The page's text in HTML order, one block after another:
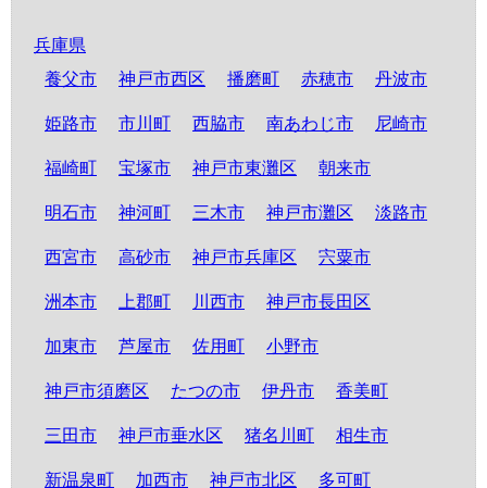
兵庫県
養父市
神戸市西区 播磨町 赤穂市 丹波市
姫路市 市川町 西脇市 南あわじ市 尼崎市
福崎町 宝塚市 神戸市東灘区 朝来市
明石市 神河町 三木市 神戸市灘区 淡路市
西宮市 高砂市 神戸市兵庫区 宍粟市
洲本市 上郡町 川西市 神戸市長田区
加東市 芦屋市 佐用町 小野市
神戸市須磨区 たつの市 伊丹市 香美町
三田市 神戸市垂水区 猪名川町 相生市
新温泉町 加西市 神戸市北区 多可町